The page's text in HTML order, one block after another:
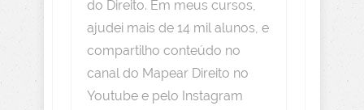
do Direito. Em meus cursos,
ajudei mais de 14 mil alunos, e
compartilho conteúdo no
canal do Mapear Direito no
Youtube e pelo Instagram